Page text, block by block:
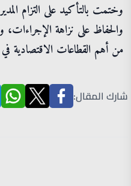
وختمت بالتأكيد على التزام
والحفاظ على نزاهة الإجراءات،
من أهم القطاعات الاقتصادية في
شارك المقال: